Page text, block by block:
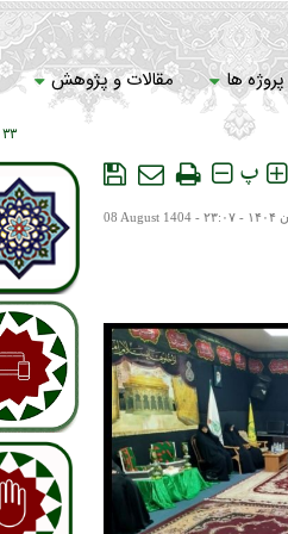
پروژه ها مقالات و پژوهش
۳۳ : ۱۱
پ
08 August 1404